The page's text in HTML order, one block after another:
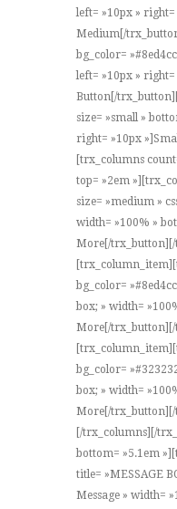
left= »10px »
Medium[/
bg_color=
left= »10px » right=
Button[/
size= »small »
right= »10px
[trx_columns
top= »2em
size= »medium »
width= »100% »
More[/
bg_color=
box; » width=
More[/
bg_color=
box; » width=
More[/
[/trx_columns][/
bottom= »5.1em
title= »MESSAGE
Message » width=